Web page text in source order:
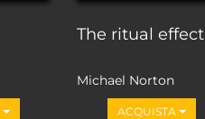
The ritual effect
Michael Norton
ACQUISTA